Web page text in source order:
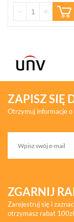
ZAPISZ SIĘ
Otrzymuj informacje o
ZGARNIJ
Zarejestruj się i
otrzymasz rabat